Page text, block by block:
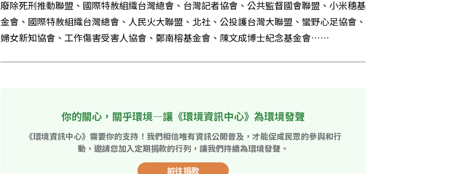
廢除死刑推動聯盟、國際特赦組織台灣總會、台灣記者協會、公共監督國會聯盟、小米穗基
金會、國際特赦組織台灣總會、人民火大聯盟、北社、公投護台灣大聯盟、蠻野心足協會、
婦女新知協會、工作傷害受害人協會、鄭南榕基金會、陳文成博士紀念基金會……
你的關心，關乎環境—讓《環境資訊中心》為環境發聲
《環境資訊中心》需要你的支持！我們相信唯有資訊公開普及，才能促成民眾的參與和行
動，邀請您加入定期捐款的行列，讓我們持續為環境發聲。
前往捐款